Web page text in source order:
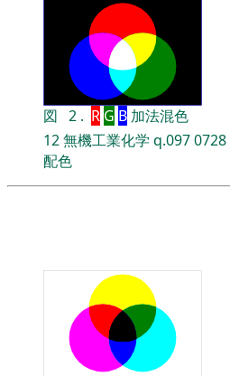
図 2 . R G B加法混色
12無機工業化学 q.0970728
配色